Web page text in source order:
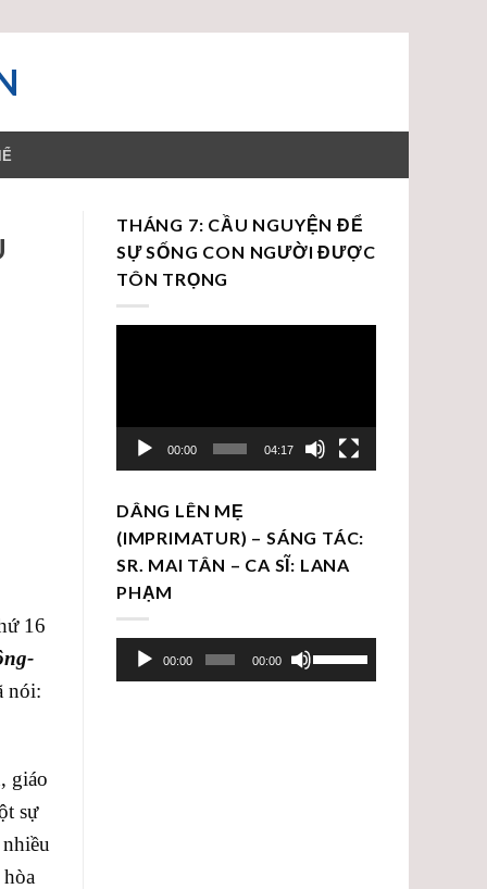
16
nói:
giáo
sự
THÁNG 7: CẦU NGUYỆN ĐỂ
SỰ SỐNG CON NGƯỜI ĐƯỢC
TÔN TRỌNG
00:00 04:17
DÂNG LÊN MẸ
(IMPRIMATUR) – SÁNG TÁC:
SR. MAI TÂN – CA SĨ: LANA
PHẠM
Trình
chơi
00:00 00:00
dụng